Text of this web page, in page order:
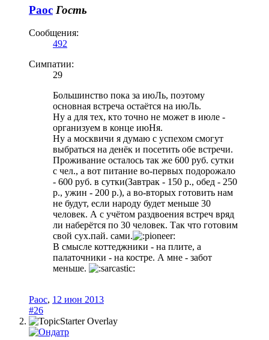
Раос Гость
Сообщения:
492
Симпатии:
29
Большинство пока за июЛь, поэтому
основная встреча остаётся на июЛь.
Ну а для тех, кто точно не может в июле -
организуем в конце июНя.
Ну а москвичи я думаю с успехом смогут
выбраться на денёк и посетить обе встречи.
Проживание осталось так же 600 руб. сутки
с чел., а вот питание во-первых подорожало
- 600 руб. в сутки(Завтрак - 150 р., обед - 250
р., ужин - 200 р.), а во-вторых готовить нам
не будут, если народу будет меньше 30
человек. А с учётом раздвоения встреч вряд
ли наберётся по 30 человек. Так что готовим
свой сух.пай. сами.
В смысле коттеджники - на плите, а
палаточники - на костре. А мне - забот
меньше.
Раос, 12 июн 2013
#26